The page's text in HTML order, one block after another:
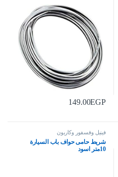
149.00EGP
فينيل وفسفور وكاربون
شريط حامى حواف باب السيارة
10متر اسود